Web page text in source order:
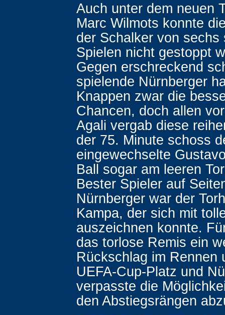
Auch unter dem neuen
Marc Wilmots konnte
der Schalker von sechs
Spielen nicht gestoppt
Gegen erschreckend
spielende Nürnberger
Knappen zwar die
Chancen, doch allen
Agali vergab diese
der 75. Minute schoss
eingewechselte
Ball sogar am leeren
Bester Spieler auf
Nürnberger war der
Kampa, der sich mit
auszeichnen konnte.
das torlose Remis ein
Rückschlag im Rennen
UEFA-Cup-Platz und
verpasste die
den Abstiegsrängen